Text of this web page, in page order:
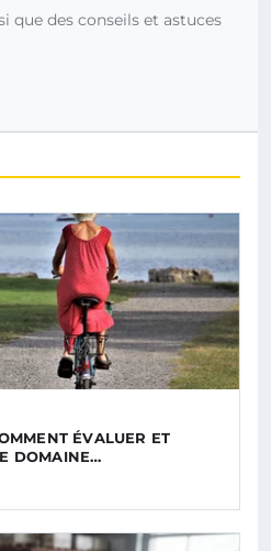
que des conseils et astuces
ÉVALUER ET
DOMAINE…